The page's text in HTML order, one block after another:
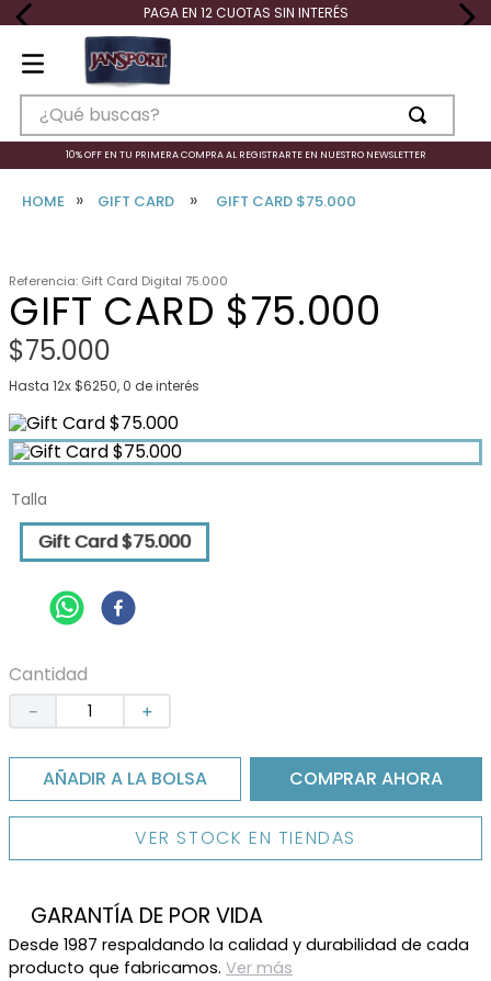
PAGA EN 12 CUOTAS SIN INTERÉS
¿Qué buscas?
10% OFF EN TU PRIMERA COMPRA AL REGISTRARTE EN NUESTRO NEWSLETTER
GIFT CARD GIFT CARD $75.000
Referencia: Gift Card Digital 75.000
GIFT CARD $75.000
$75.000
Hasta 12x $6250, 0 de interés
Talla
Gift Card $75.000
Cantidad
＋
－
AÑADIR A LA BOLSA COMPRAR AHORA
VER STOCK EN TIENDAS
GARANTÍA DE POR VIDA
Desde 1987 respaldando la calidad y durabilidad de cada
producto que fabricamos. Ver más
TÉRMINOS MÁS BUSCADOS
.
mochilas
4.
bolso
5
superbreak
6.
banano
7.
big student
8.
half pint
9.
right pack